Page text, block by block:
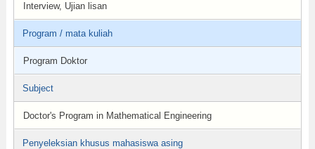
Interview, Ujian lisan
Program / mata kuliah
Program Doktor
Subject
Doctor's Program in Mathematical Engineering
Penyeleksian khusus mahasiswa asing